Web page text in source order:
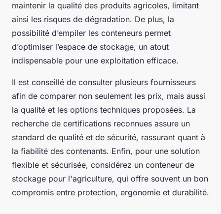
maintenir la qualité des produits agricoles, limitant
ainsi les risques de dégradation. De plus, la
possibilité d’empiler les conteneurs permet
d’optimiser l’espace de stockage, un atout
indispensable pour une exploitation efficace.
Il est conseillé de consulter plusieurs fournisseurs
afin de comparer non seulement les prix, mais aussi
la qualité et les options techniques proposées. La
recherche de certifications reconnues assure un
standard de qualité et de sécurité, rassurant quant à
la fiabilité des contenants. Enfin, pour une solution
flexible et sécurisée, considérez un conteneur de
stockage pour l'agriculture, qui offre souvent un bon
compromis entre protection, ergonomie et durabilité.